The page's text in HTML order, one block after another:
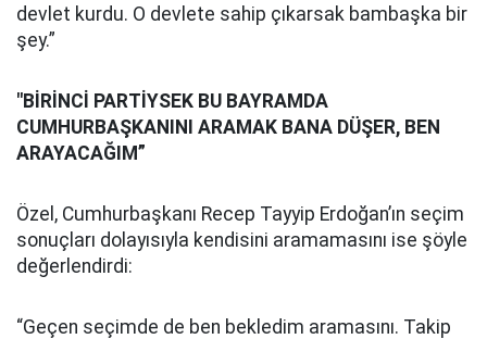
devlet kurdu. O devlete sahip çıkarsak bambaşka bir
şey.”
"BİRİNCİ PARTİYSEK BU BAYRAMDA
CUMHURBAŞKANINI ARAMAK BANA DÜŞER, BEN
ARAYACAĞIM”
Özel, Cumhurbaşkanı Recep Tayyip Erdoğan’ın seçim
sonuçları dolayısıyla kendisini aramamasını ise şöyle
değerlendirdi:
“Geçen seçimde de ben bekledim aramasını. Takip